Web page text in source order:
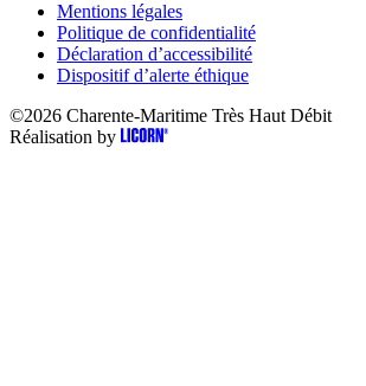
Mentions légales
Politique de confidentialité
Déclaration d’accessibilité
Dispositif d’alerte éthique
©2026 Charente-Maritime Très Haut Débit
Réalisation by